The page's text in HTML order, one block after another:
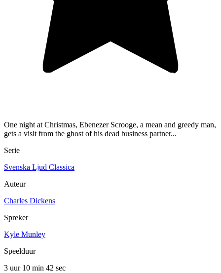
One night at Christmas, Ebenezer Scrooge, a mean and greedy man,
gets a visit from the ghost of his dead business partner...
Serie
Svenska Ljud Classica
Auteur
Charles Dickens
Spreker
Kyle Munley
Speelduur
3 uur 10 min 42 sec